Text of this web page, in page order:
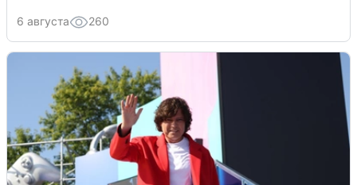
6 августа 260